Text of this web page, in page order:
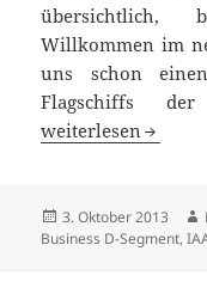
übersichtlich,
Willkommen im
uns schon
Flagschiffs der
Opel Insignia
weiterlesen
Veröffentlicht
am
3. Oktober 2013
Business D-Segment,